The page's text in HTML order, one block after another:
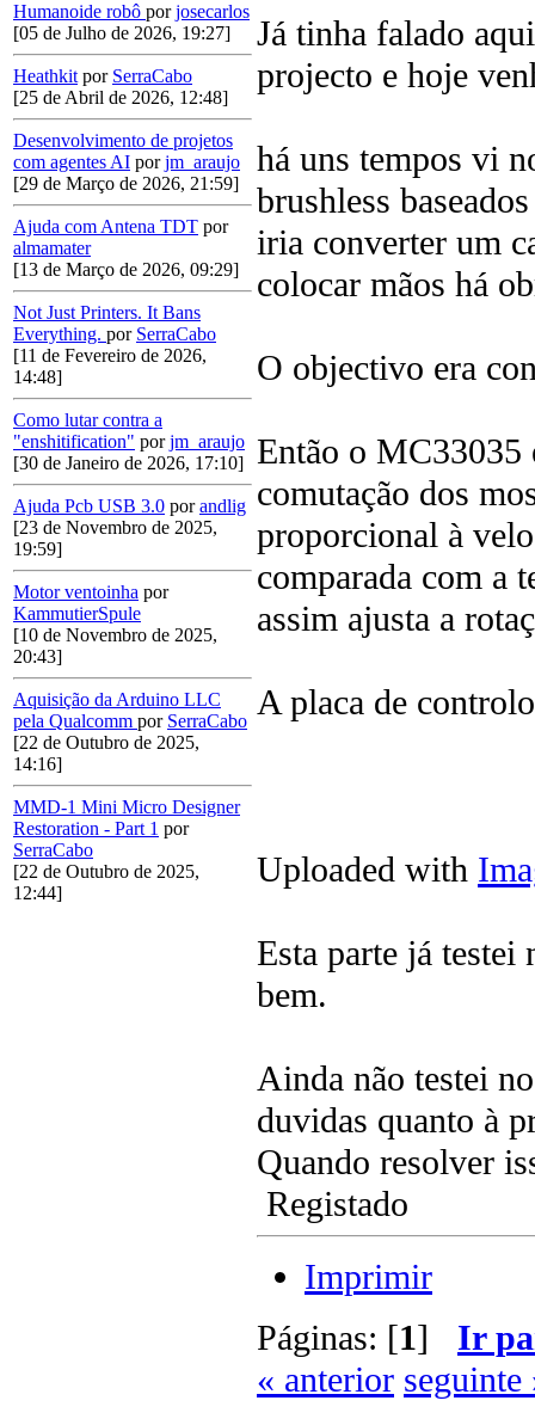
Humanoide robô porjosecarlos
[05 de Julho de 2026, 19:27]
Heathkit por SerraCabo
[25 de Abril de 2026, 12:48]
Desenvolvimento de projetos
com agentes AI porjm_araujo
[29 de Março de 2026, 21:59]
Ajuda com Antena TDT por
almamater
[13 de Março de 2026, 09:29]
Not Just Printers. It Bans
Everything. por SerraCabo
[11 de Fevereiro de 2026,
14:48]
Como lutar contra a
"enshitification" porjm_araujo
[30 de Janeiro de 2026, 17:10]
Ajuda Pcb USB 3.0 porandlig
[23 de Novembro de 2025,
19:59]
Motor ventoinha por
KammutierSpule
[10 de Novembro de 2025,
20:43]
Aquisição da Arduino LLC
pela Qualcomm por SerraCabo
[22 de Outubro de 2025,
14:16]
MMD-1 Mini Micro Designer
Restoration - Part 1 por
SerraCabo
[22 de Outubro de 2025,
12:44]
Já tinha falado
projecto e hoje
há uns tempos vi
brushless
iria converter um
colocar mãos há
O objectivo era
Então o MC33035
comutação dos
proporcional à
comparada com a
assim ajusta a
A placa de
Uploaded with
Esta parte já
bem.
Ainda não testei
duvidas quanto à
Quando resolver
Registado
Imprimir
Páginas: [1] Ir
« anterior seguinte